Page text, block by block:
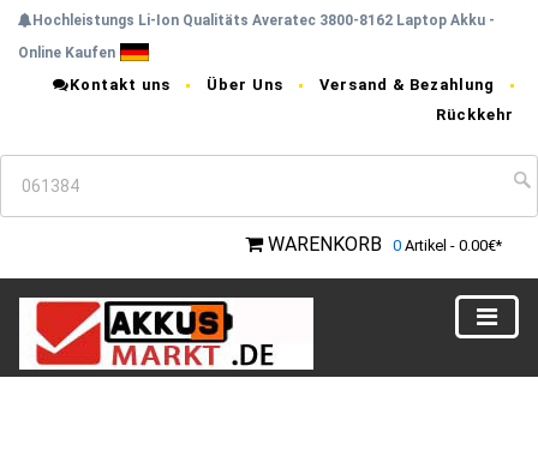
Hochleistungs Li-Ion Qualitäts Averatec 3800-8162 Laptop Akku -
Online Kaufen
Kontakt uns Über Uns
Versand & Bezahlung
Rückkehr
WARENKORB 0 Artikel - 0.00€*